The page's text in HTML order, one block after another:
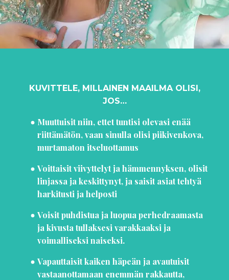
KUVITTELE, MILLAINEN MAAILMA OLISI,
JOS…
Muuttuisit niin, ettet tuntisi olevasi enää
riittämätön, vaan sinulla olisi piikivenkova,
murtamaton itseluottamus
Voittaisit viivyttelyt ja hämmennyksen, olisit
linjassa ja keskittynyt, ja saisit asiat tehtyä
harkitusti ja helposti
Voisit puhdistua ja luopua perhedraamasta
ja kivusta tullaksesi varakkaaksi ja
voimalliseksi naiseksi.
Vapauttaisit kaiken häpeän ja avautuisit
vastaanottamaan enemmän rakkautta,